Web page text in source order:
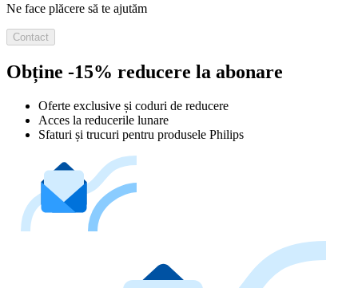
Ne face plăcere să te ajutăm
Contact
Obține -15% reducere la abonare
Oferte exclusive și coduri de reducere
Acces la reducerile lunare
Sfaturi și trucuri pentru produsele Philips